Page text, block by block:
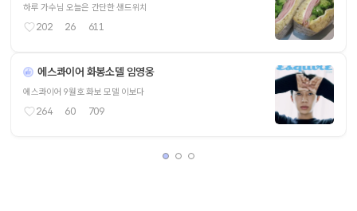
하루 가수님 오늘은 간단한 샌드위치
202 26 611
에스콰이어 화봉소델 임영웅
에스콰이어 9월호 화보 모델 이보다
264 60 709